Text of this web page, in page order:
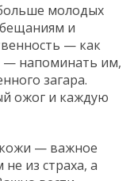
молодых
и
— как
— напоминать им,
загара.
ожог и каждую
кожи — важное
из страха, а